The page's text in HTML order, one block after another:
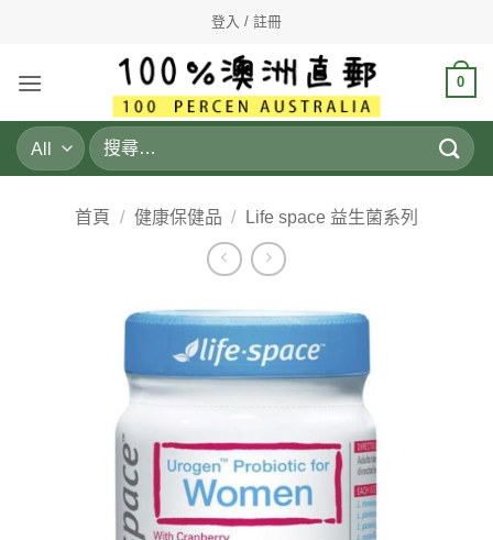
登入 / 註冊
0
搜
尋
鍵
首頁 / 健康保健品 / Life space 益生菌系列